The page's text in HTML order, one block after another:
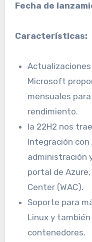
Fecha de
Características:
Microsoft
mensuales
rendimiento.
la 22H2 nos
Integración con
administración
portal de
Center (WAC).
Soporte para
Linux y
contenedores.